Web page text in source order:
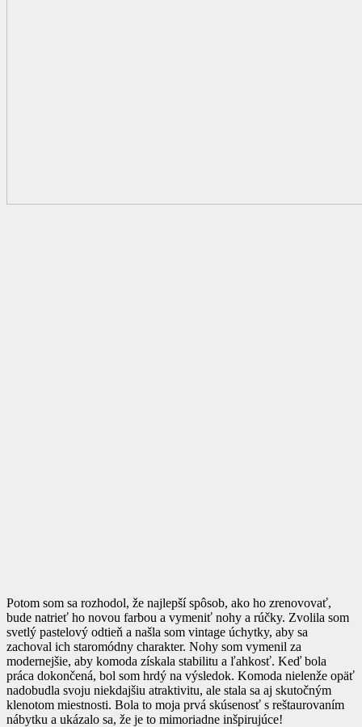
Potom som sa rozhodol, že najlepší spôsob, ako ho zrenovovať,
bude natrieť ho novou farbou a vymeniť nohy a rúčky. Zvolila som
svetlý pastelový odtieň a našla som vintage úchytky, aby sa
zachoval ich staromódny charakter. Nohy som vymenil za
modernejšie, aby komoda získala stabilitu a ľahkosť. Keď bola
práca dokončená, bol som hrdý na výsledok. Komoda nielenže opäť
nadobudla svoju niekdajšiu atraktivitu, ale stala sa aj skutočným
klenotom miestnosti. Bola to moja prvá skúsenosť s reštaurovaním
nábytku a ukázalo sa, že je to mimoriadne inšpirujúce!